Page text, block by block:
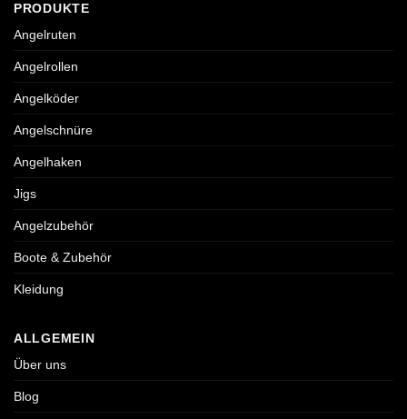
PRODUKTE
Angelruten
Angelrollen
Angelköder
Angelschnüre
Angelhaken
Jigs
Angelzubehör
Boote & Zubehör
Kleidung
ALLGEMEIN
Über uns
Blog